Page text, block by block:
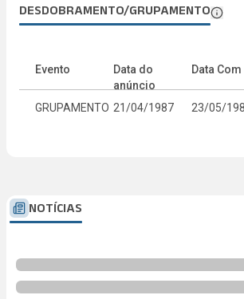
DESDOBRAMENTO/GRUPAMENTO
Evento
Data do
anúncio
Data Com
GRUPAMENTO 21/04/1987 23/05/
NOTÍCIAS